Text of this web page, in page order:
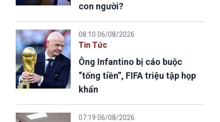
con người?
08:10 06/08/2026
Tin Tức
Ông Infantino bị cáo buộc
“tống tiền”, FIFA triệu tập họp
khẩn
07:19 06/08/2026